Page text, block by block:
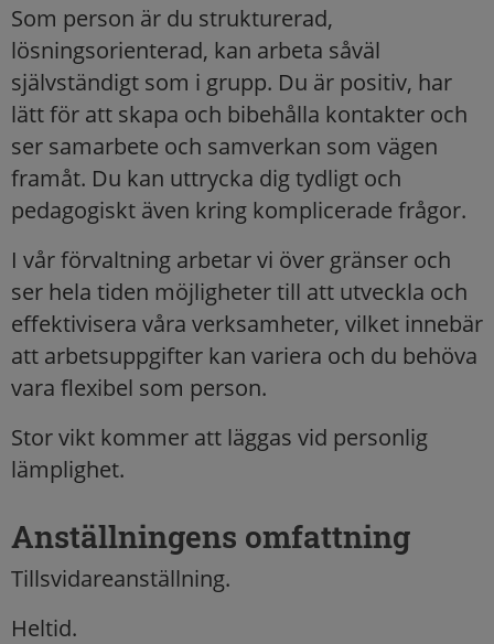
Som person är du strukturerad,
lösningsorienterad, kan arbeta såväl
självständigt som i grupp. Du är positiv, har
lätt för att skapa och bibehålla kontakter och
ser samarbete och samverkan som vägen
framåt. Du kan uttrycka dig tydligt och
pedagogiskt även kring komplicerade frågor.
I vår förvaltning arbetar vi över gränser och
ser hela tiden möjligheter till att utveckla och
effektivisera våra verksamheter, vilket innebär
att arbetsuppgifter kan variera och du behöva
vara flexibel som person.
Stor vikt kommer att läggas vid personlig
lämplighet.
Anställningens omfattning
Tillsvidareanställning.
Heltid.